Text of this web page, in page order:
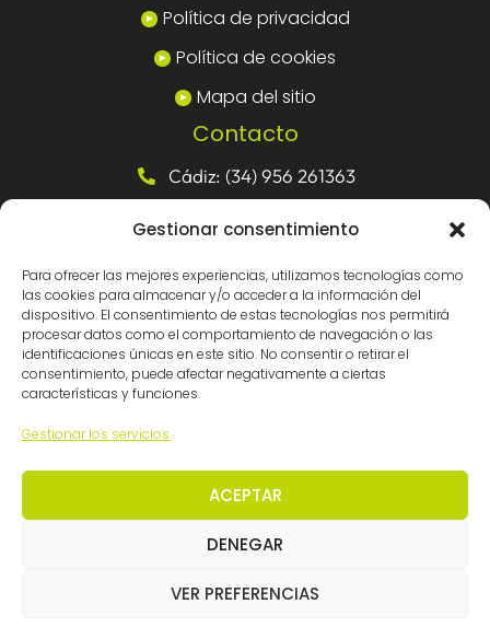
Gestionar consentimiento
Para ofrecer las mejores experiencias, utilizamos tecnologías como
las cookies para almacenar y/o acceder a la información del
dispositivo. El consentimiento de estas tecnologías nos permitirá
procesar datos como el comportamiento de navegación o las
identificaciones únicas en este sitio. No consentir o retirar el
consentimiento, puede afectar negativamente a ciertas
características y funciones.
Gestionar los servicios
ACEPTAR
DENEGAR
VER PREFERENCIAS
Política de privacidad
Política de cookies
Mapa del sitio
Contacto
Cádiz: (34) 956 261363
Trabaja con nosotros
Canal ético y de denuncias
Certificaciones
© Ingemation Ingeniería 2026 • Todos los derechos